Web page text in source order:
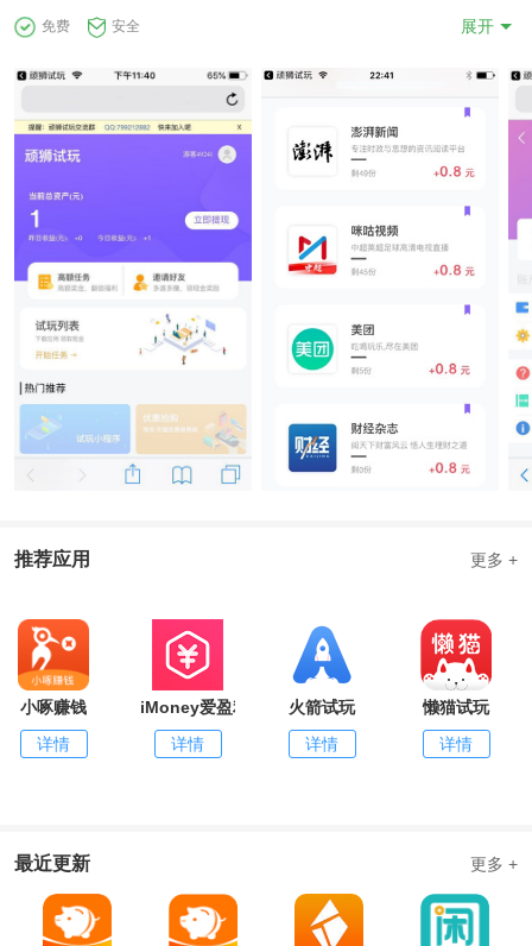
免费 安全 展开
推荐应用 更多 +
小啄赚钱
详情
iMoney爱盈利
详情
火箭试玩
详情
懒猫试玩
详情
最近更新 更多 +